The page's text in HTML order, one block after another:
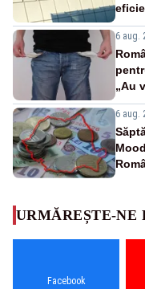
6 aug.
„Au
6 aug.
URMĂREȘTE-NE
Facebook